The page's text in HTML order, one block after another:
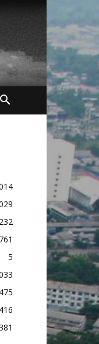
232
761
5
475